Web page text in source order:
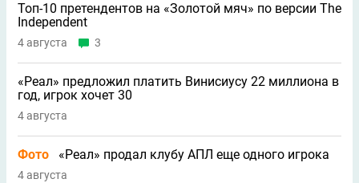
Топ-10 претендентов на «Золотой мяч» по версии The
Independent
4 августа 3
«Реал» предложил платить Винисиусу 22 миллиона в
год, игрок хочет 30
4 августа
Фото «Реал» продал клубу АПЛ еще одного игрока
4 августа